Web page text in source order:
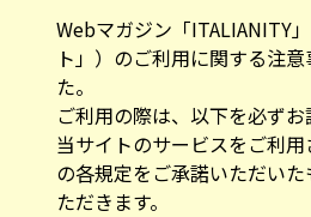
Webマガジン「ITALIANITY
ト」）のご利用に関する注
た。
ご利用の際は、以下を必ずお
当サイトのサービスをご利
の各規定をご承諾いただい
ただきます。